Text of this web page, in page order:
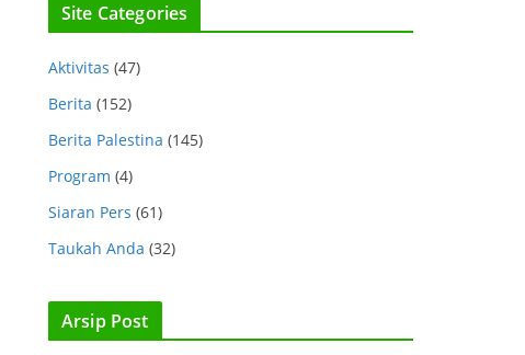
Site Categories
Aktivitas (47)
Berita (152)
Berita Palestina (145)
Program (4)
Siaran Pers (61)
Taukah Anda (32)
Arsip Post